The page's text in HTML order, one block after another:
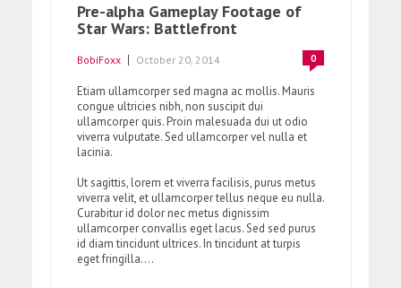
Pre-alpha Gameplay Footage of
Star Wars: Battlefront
BobiFoxx October 20, 2014 0
Etiam ullamcorper sed magna ac mollis. Mauris
congue ultricies nibh, non suscipit dui
ullamcorper quis. Proin malesuada dui ut odio
viverra vulputate. Sed ullamcorper vel nulla et
lacinia.
Ut sagittis, lorem et viverra facilisis, purus metus
viverra velit, et ullamcorper tellus neque eu nulla.
Curabitur id dolor nec metus dignissim
ullamcorper convallis eget lacus. Sed sed purus
id diam tincidunt ultrices. In tincidunt at turpis
eget fringilla....